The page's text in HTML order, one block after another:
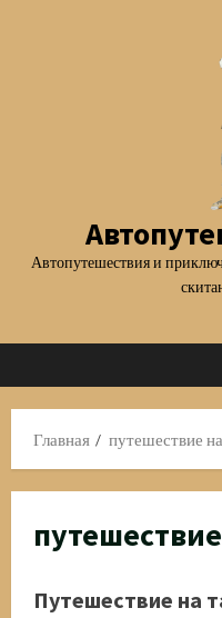
Автопутешествия и
Главная путешествие
Путешествие на